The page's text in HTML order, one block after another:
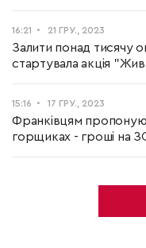
16:21 21 ГРУ., 2023
Залити понад тисячу
стартувала акція
15:16 17 ГРУ., 2023
Франківцям
горщиках - гроші на